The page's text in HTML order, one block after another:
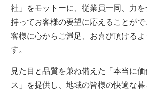
社」をモットーに、従業員一同、力
持ってお客様の要望に応えることが
客様に心からご満足、お喜び頂けるよ
す。
見た目と品質を兼ね備えた「本当に
ス」を提供し、地域の皆様の快適な